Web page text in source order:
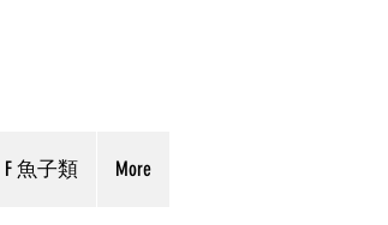
F 魚子類 More